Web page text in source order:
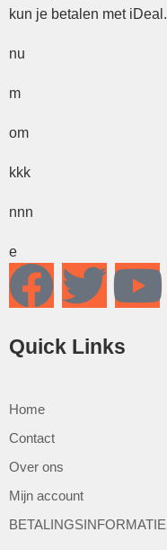
kun je betalen met
nu
m
om
kkk
nnn
e
Quick Links
Home
Contact
Over ons
Mijn account
BETALINGSINFORMATIE